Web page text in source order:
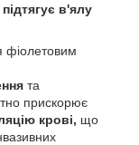
підтягує в'ялу
фіолетовим
та
прискорює
крові, що